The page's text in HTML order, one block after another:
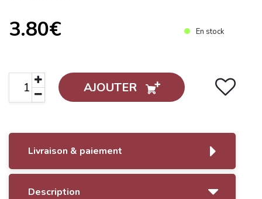
3.80€ En stock
AJOUTER
Livraison & paiement
Description